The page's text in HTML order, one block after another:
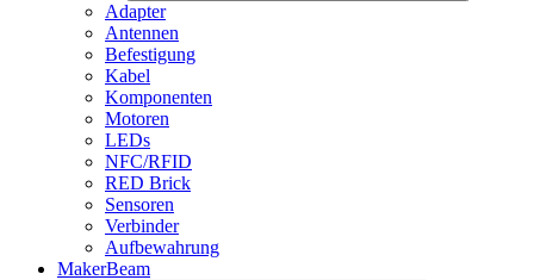
Adapter
Antennen
Befestigung
Kabel
Komponenten
Motoren
LEDs
NFC/RFID
RED Brick
Sensoren
Verbinder
Aufbewahrung
MakerBeam